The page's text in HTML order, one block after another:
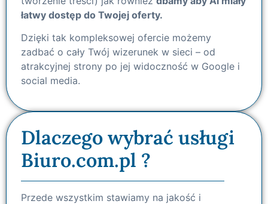
łatwy dostęp do Twojej oferty.
Dzięki tak kompleksowej ofercie możemy
zadbać o cały Twój wizerunek w sieci – od
atrakcyjnej strony po jej widoczność w Google i
social media.
Dlaczego wybrać usługi
Biuro.com.pl ?
Przede wszystkim stawiamy na jakość i